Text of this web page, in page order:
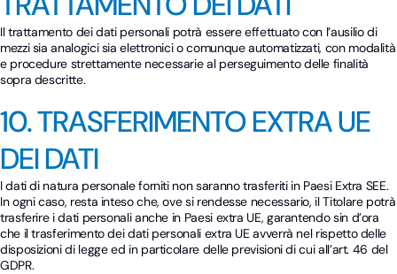
Il trattamento dei dati personali potrà essere effettuato con l’ausilio di
mezzi sia analogici sia elettronici o comunque automatizzati, con modalità
e procedure strettamente necessarie al perseguimento delle finalità
sopra descritte.
10. TRASFERIMENTO EXTRA UE
DEI DATI
I dati di natura personale forniti non saranno trasferiti in Paesi Extra SEE.
In ogni caso, resta inteso che, ove si rendesse necessario, il Titolare potrà
trasferire i dati personali anche in Paesi extra UE, garantendo sin d’ora
che il trasferimento dei dati personali extra UE avverrà nel rispetto delle
disposizioni di legge ed in particolare delle previsioni di cui all’art. 46 del
GDPR.